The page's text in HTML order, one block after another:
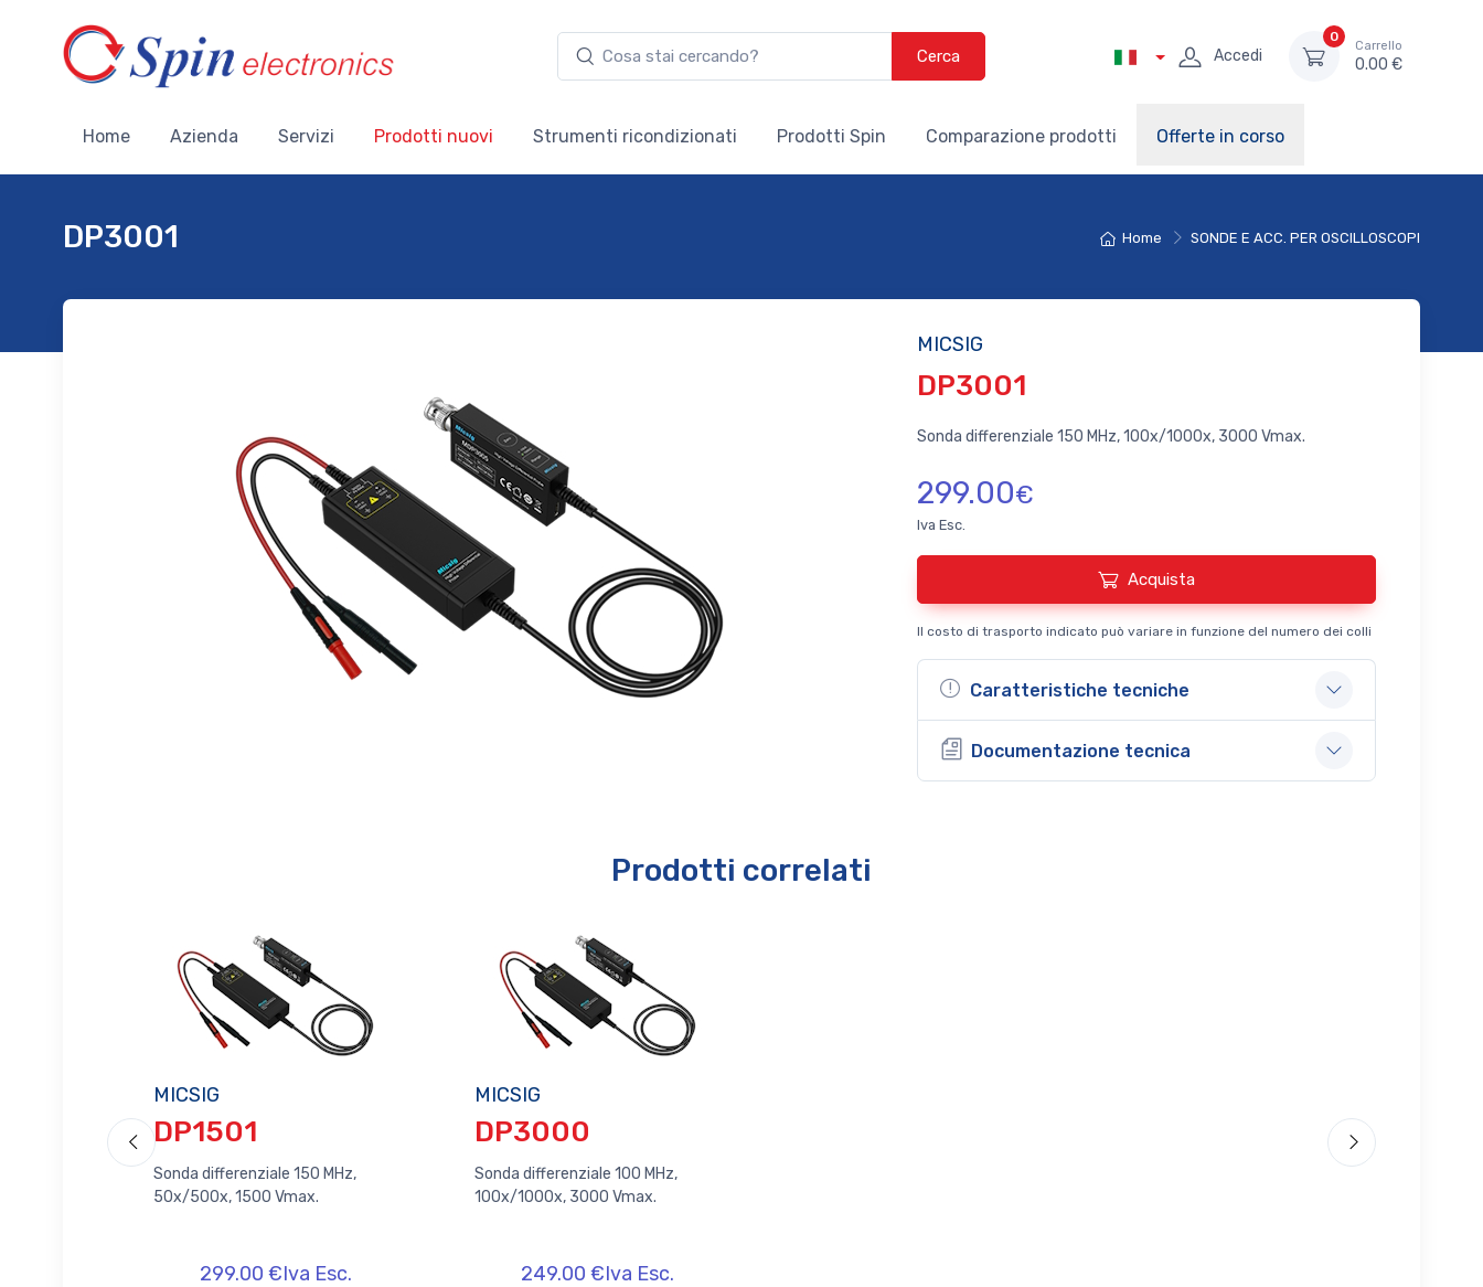
Cerca Accedi
0
Carrello
0.00 €
Home Azienda Servizi Prodotti nuovi Strumenti ricondizionati Prodotti Spin Comparazione prodotti Offerte in corso
Home SONDE E ACC. PER OSCILLOSCOPI
DP3001
MICSIG
DP3001
Sonda differenziale 150 MHz, 100x/1000x, 3000 Vmax.
299.00€
Iva Esc.
Acquista
Il costo di trasporto indicato può variare in funzione del numero dei colli
Caratteristiche tecniche
Documentazione tecnica
Prodotti correlati
MICSIG
DP1501
Sonda differenziale 150 MHz,
50x/500x, 1500 Vmax.
299.00 €Iva Esc.
MICSIG
DP3000
Sonda differenziale 100 MHz,
100x/1000x, 3000 Vmax.
249.00 €Iva Esc.